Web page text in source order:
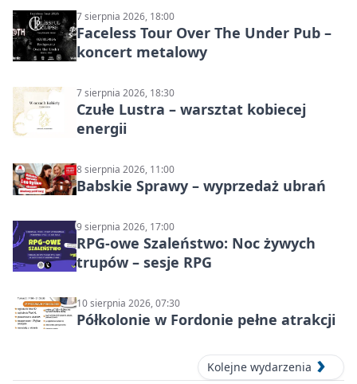
7 sierpnia 2026, 18:00
Faceless Tour Over The Under Pub –
koncert metalowy
7 sierpnia 2026, 18:30
Czułe Lustra – warsztat kobiecej
energii
8 sierpnia 2026, 11:00
Babskie Sprawy – wyprzedaż ubrań
9 sierpnia 2026, 17:00
RPG-owe Szaleństwo: Noc żywych
trupów – sesje RPG
10 sierpnia 2026, 07:30
Półkolonie w Fordonie pełne atrakcji
Kolejne wydarzenia